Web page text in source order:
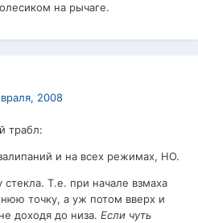
на рычаге.
2008
трабл:
и на всех режимах, НО.
Т.е. при начале взмаха
точку, а уж потом вверх и
доходя до низа. Если чуть